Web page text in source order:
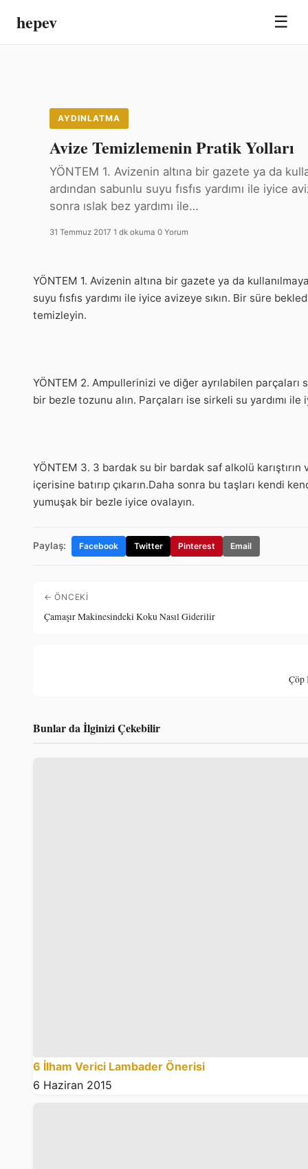
hepev ☰
AYDINLATMA
Avize Temizlemenin Pratik Yolları
YÖNTEM 1. Avizenin altına bir gazete ya da
ardından sabunlu suyu fısfıs yardımı ile iyice
sonra ıslak bez yardımı ile…
31 Temmuz 2017 1 dk okuma 0 Yorum
YÖNTEM 1. Avizenin altına bir gazete ya da
suyu fısfıs yardımı ile iyice avizeye sıkın. Bir süre
temizleyin.
YÖNTEM 2. Ampullerinizi ve diğer ayrılabilen parçaları
bir bezle tozunu alın. Parçaları ise sirkeli su yardımı
YÖNTEM 3. 3 bardak su bir bardak saf alkolü karıştırın
içerisine batırıp çıkarın.Daha sonra bu taşları kendi
yumuşak bir bezle iyice ovalayın.
Paylaş: Facebook Twitter Pinterest Email
← ÖNCEKI
Çamaşır Makinesindeki Koku Nasıl Giderilir
Çöp
Bunlar da İlginizi Çekebilir
6 İlham Verici Lambader Önerisi
6 Haziran 2015